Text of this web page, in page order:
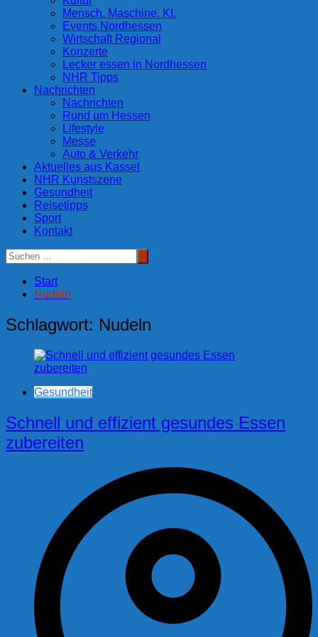
Mensch. Maschine. KI.
Events Nordhessen
Wirtschaft Regional
Konzerte
Lecker essen in Nordhessen
NHR Tipps
Nachrichten
Nachrichten
Rund um Hessen
Lifestyle
Messe
Auto & Verkehr
Aktuelles aus Kassel
NHR Kunstszene
Gesundheit
Reisetipps
Sport
Kontakt
Start
Nudeln
Schlagwort: Nudeln
Gesundheit
Schnell und effizient gesundes Essen
zubereiten